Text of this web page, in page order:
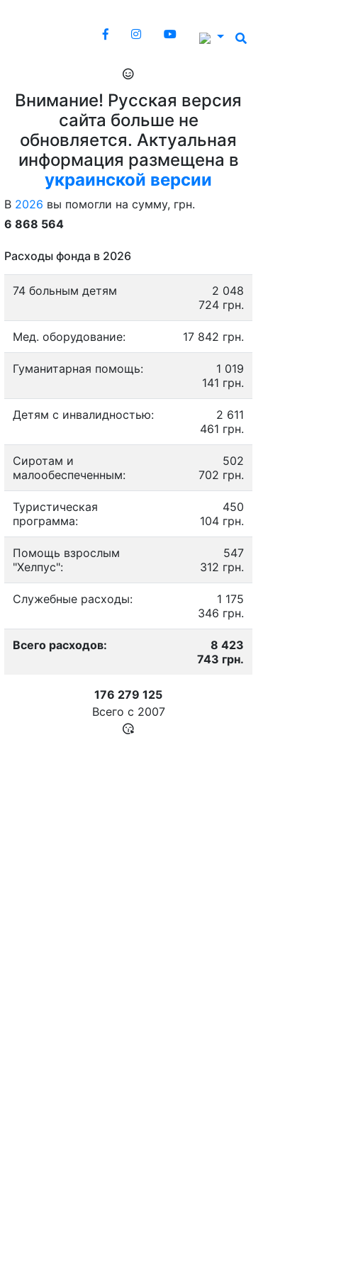
Внимание! Русская версия
сайта больше не
обновляется. Актуальная
информация размещена в
украинской версии
В 2026 вы помогли на сумму, грн.
6 868 564
Расходы фонда в 2026
74 больным детям
2 048
724 грн.
Мед. оборудование: 17 842 грн.
Гуманитарная помощь:
1 019
141 грн.
Детям с инвалидностью:
2 611
461 грн.
Сиротам и
малообеспеченным:
502
702 грн.
Туристическая
программа:
450
104 грн.
Помощь взрослым
"Хелпус":
547
312 грн.
Служебные расходы:
1 175
346 грн.
Всего расходов:
8 423
743 грн.
176 279 125
Всего с 2007